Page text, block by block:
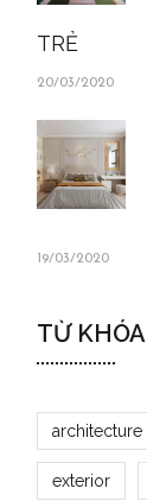
TRẺ
20/03/2020
19/03/2020
TỪ KHÓA
architecture
exterior